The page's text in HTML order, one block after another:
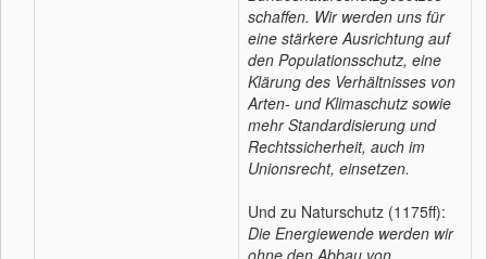
schaffen. Wir werden uns für
eine stärkere Ausrichtung auf
den Populationsschutz, eine
Klärung des Verhältnisses von
Arten- und Klimaschutz sowie
mehr Standardisierung und
Rechtssicherheit, auch im
Unionsrecht, einsetzen.
Und zu Naturschutz (1175ff):
Die Energiewende werden wir
ohne den Abbau von